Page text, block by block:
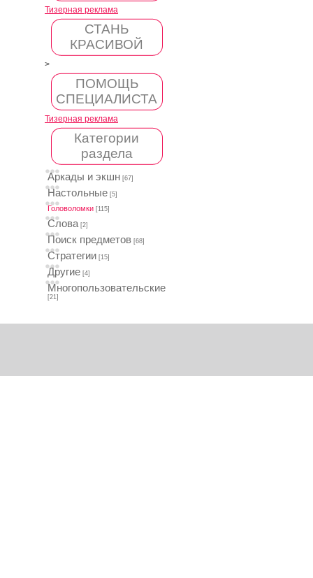
Тизерная реклама
СТАНЬ
КРАСИВОЙ
>
ПОМОЩЬ
СПЕЦИАЛИСТА
Тизерная реклама
Категории
раздела
Аркады и экшн [67]
Настольные [5]
Головоломки [115]
Слова [2]
Поиск предметов [68]
Стратегии [15]
Другие [4]
Многопользовательские
[21]